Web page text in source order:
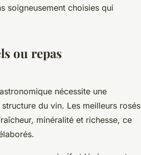
soigneusement choisies qui
ou repas
nécessite une
du vin. Les meilleurs rosés
minéralité et richesse, ce